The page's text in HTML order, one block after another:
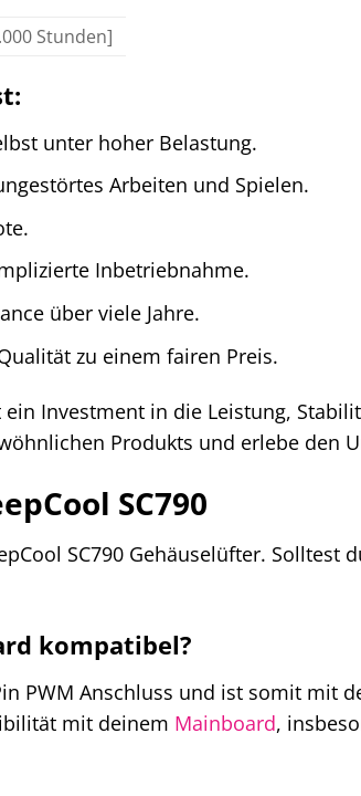
Stunden]
unter hoher Belastung.
Arbeiten und Spielen.
Inbetriebnahme.
über viele Jahre.
zu einem fairen Preis.
Investment in die Leistung,
Produkts und erlebe den
SC790
SC790 Gehäuselüfter. Solltest
kompatibel?
PWM Anschluss und ist somit mit
mit deinem Mainboard,